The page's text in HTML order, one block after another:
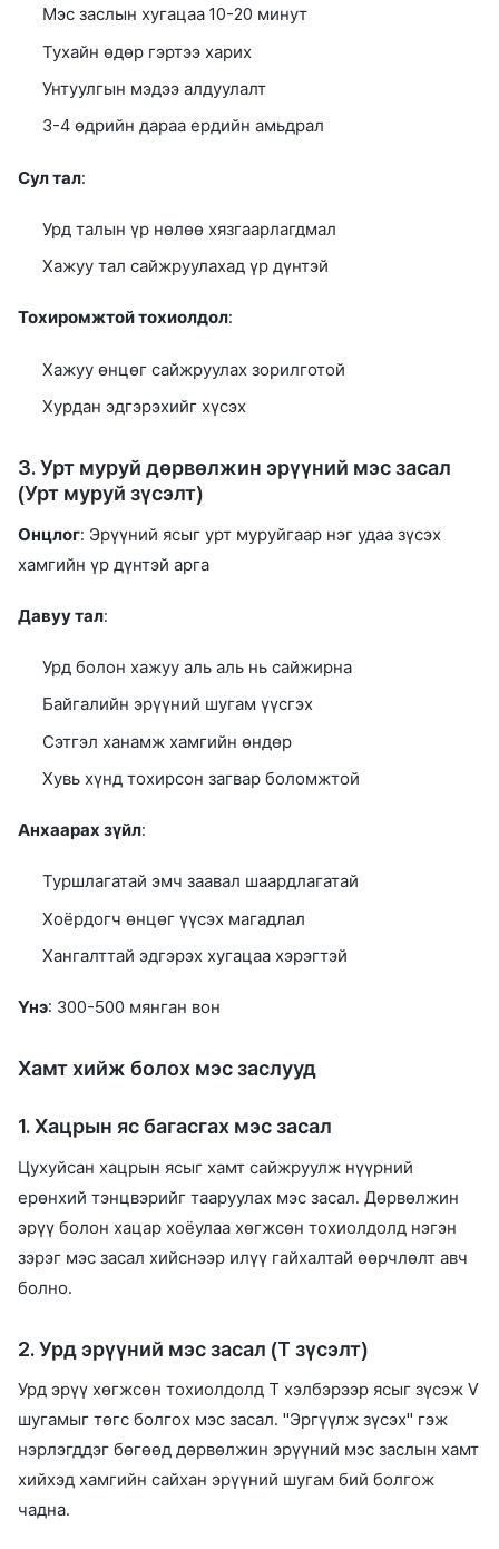
Мэс заслын хугацаа 10-20 минут
Тухайн өдөр гэртээ харих
Унтуулгын мэдээ алдуулалт
3-4 өдрийн дараа ердийн амьдрал
Сул тал:
Урд талын үр нөлөө хязгаарлагдмал
Хажуу тал сайжруулахад үр дүнтэй
Тохиромжтой тохиолдол:
Хажуу өнцөг сайжруулах зорилготой
Хурдан эдгэрэхийг хүсэх
3. Урт муруй дөрвөлжин эрүүний мэс засал
(Урт муруй зүсэлт)
Онцлог: Эрүүний ясыг урт муруйгаар нэг удаа зүсэх
хамгийн үр дүнтэй арга
Давуу тал:
Урд болон хажуу аль аль нь сайжирна
Байгалийн эрүүний шугам үүсгэх
Сэтгэл ханамж хамгийн өндөр
Хувь хүнд тохирсон загвар боломжтой
Анхаарах зүйл:
Туршлагатай эмч заавал шаардлагатай
Хоёрдогч өнцөг үүсэх магадлал
Хангалттай эдгэрэх хугацаа хэрэгтэй
Үнэ: 300-500 мянган вон
Хамт хийж болох мэс заслууд
1. Хацрын яс багасгах мэс засал
Цухуйсан хацрын ясыг хамт сайжруулж нүүрний
ерөнхий тэнцвэрийг тааруулах мэс засал. Дөрвөлжин
эрүү болон хацар хоёулаа хөгжсөн тохиолдолд нэгэн
зэрэг мэс засал хийснээр илүү гайхалтай өөрчлөлт авч
болно.
2. Урд эрүүний мэс засал (T зүсэлт)
Урд эрүү хөгжсөн тохиолдолд T хэлбэрээр ясыг зүсэж V
шугамыг төгс болгох мэс засал. "Эргүүлж зүсэх" гэж
нэрлэгддэг бөгөөд дөрвөлжин эрүүний мэс заслын хамт
хийхэд хамгийн сайхан эрүүний шугам бий болгож
чадна.